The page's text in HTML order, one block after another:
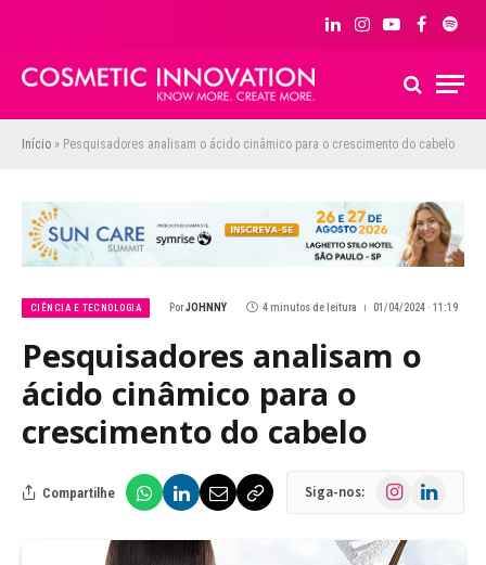
LinkedInInstagram
YouTubeFacebook
Início » Pesquisadores analisam o ácido cinâmico para o crescimento do cabelo
CIÊNCIA E TECNOLOGIA PorJOHNNY 4 minutos de leitura 01/04/2024 · 11:19
Pesquisadores analisam o
ácido cinâmico para o
crescimento do cabelo
Compartilhe Siga-nos: InstagramLinkedIn